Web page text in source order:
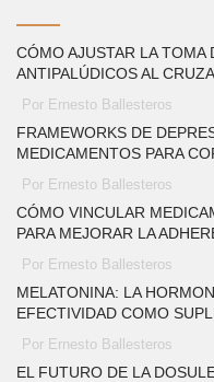
CÓMO AJUSTAR LA TOMA
ANTIPALÚDICOS AL
Por Ernesto Ballesteros
FRAMEWORKS DE
MEDICAMENTOS PARA
Por Ernesto Ballesteros
CÓMO VINCULAR
PARA MEJORAR LA
Por Ernesto Ballesteros
MELATONINA: LA
EFECTIVIDAD COMO
Por Ernesto Ballesteros
EL FUTURO DE LA